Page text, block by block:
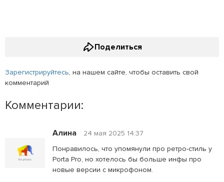
Поделиться
Зарегистрируйтесь, на нашем сайте, чтобы оставить свой
комментарий
Комментарии:
Алина
24 мая 2025 14:37
Понравилось, что упомянули про ретро-стиль у
Porta Pro, но хотелось бы больше инфы про
новые версии с микрофоном.